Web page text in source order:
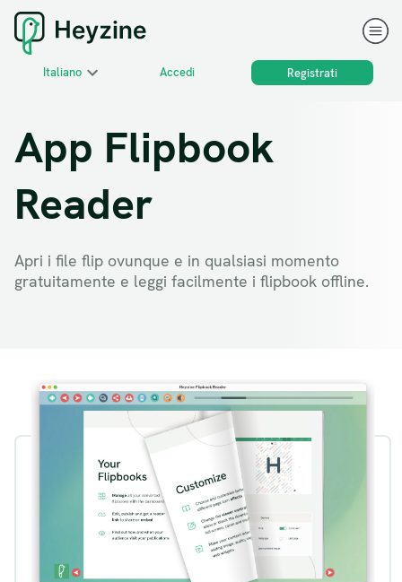
Italiano Accedi Registrati
App Flipbook
Reader
Apri i file flip ovunque e in qualsiasi momento
gratuitamente e leggi facilmente i flipbook offline.